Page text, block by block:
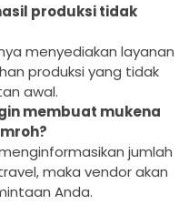
produksi tidak
menyediakan layanan
produksi yang tidak
awal.
membuat mukena
jumlah
maka vendor akan
Anda.